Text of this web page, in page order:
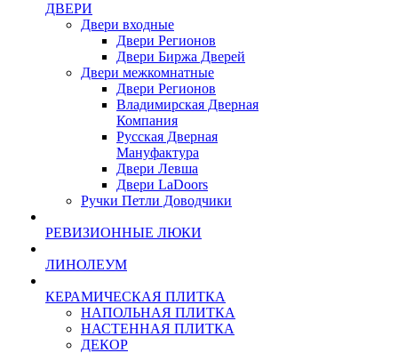
ДВЕРИ
Двери входные
Двери Регионов
Двери Биржа Дверей
Двери межкомнатные
Двери Регионов
Владимирская Дверная
Компания
Русская Дверная
Мануфактура
Двери Левша
Двери LaDoors
Ручки Петли Доводчики
РЕВИЗИОННЫЕ ЛЮКИ
ЛИНОЛЕУМ
КЕРАМИЧЕСКАЯ ПЛИТКА
НАПОЛЬНАЯ ПЛИТКА
НАСТЕННАЯ ПЛИТКА
ДЕКОР